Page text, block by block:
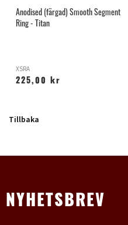
Anodised (färgad) Smooth Segment
Ring - Titan
XSRA
225,00 kr
Tillbaka
NYHETSBREV